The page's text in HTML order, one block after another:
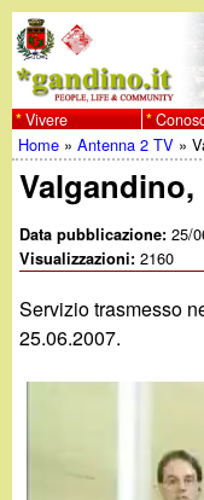
al
w
w
w
.
g
Vivere
Tu
sei
qui
Home »Antenna 2 TV »
Data pubblicazione:25/
Visualizzazioni:2160
Servizio trasmesso
25.06.2007.